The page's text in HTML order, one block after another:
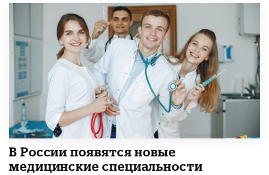
В России появятся новые
медицинские специальности